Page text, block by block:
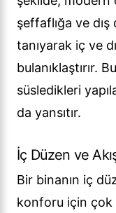
şeffaflığa ve
tanıyarak iç ve
bulanıklaştırır.
süsledikleri
da yansıtır.
İç Düzen ve
Bir binanın iç
konforu için çok